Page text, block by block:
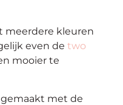
meerdere kleuren
even de two
mooier te
gemaakt met de